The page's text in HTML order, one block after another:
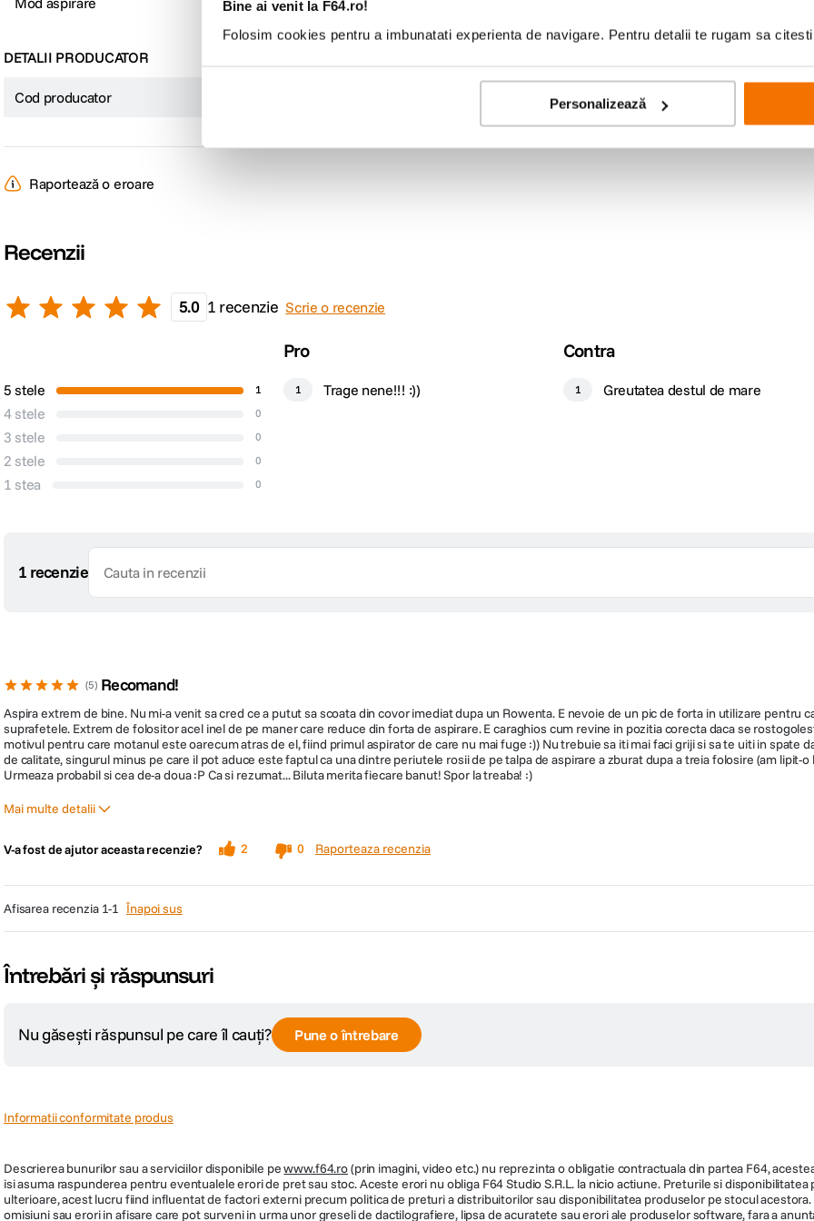
Bine ai venit la F64.ro!
Folosim cookies pentru a imbunatati experienta de navigare. Pentru detalii te rugam sa
Personalizează
utilizare!
Pentru orice tip de pardoseala
Cu peria pneumatica pentru orice tip de suprafata, aspiri cu putere murdaria si praful de pe covoare, mochete,
parchet si podele.
DETALII PRODUCATOR
Cod producator
Raportează o eroare
Recenzii
5.0 1 recenzie Scrie o recenzie
5 stele 1
4 stele 0
3 stele 0
2 stele 0
1 stea 0
Pro
1 Trage nene!!! :))
Contra
1 Greutatea destul de mare
1 recenzie
5 Recomand!
Aspira extrem de bine. Nu mi-a venit sa cred ce a putut sa scoata din covor imediat dupa un Rowenta. E nevoie de un pic de forta in utilizare pentru
suprafetele. Extrem de folositor acel inel de pe maner care reduce din forta de aspirare. E caraghios cum revine in pozitia corecta daca se
motivul pentru care motanul este oarecum atras de el, fiind primul aspirator de care nu mai fuge :)) Nu trebuie sa iti mai faci griji si sa te uiti in spate
de calitate, singurul minus pe care il pot aduce este faptul ca una dintre periutele rosii de pe talpa de aspirare a zburat dupa a treia folosire (am lipit-
Urmeaza probabil si cea de-a doua :P Ca si rezumat... Biluta merita fiecare banut! Spor la treaba! :)
Mai multe detalii
Contra
V-a fost de ajutor aceasta recenzie? 2 0 Raporteaza recenzia
afisarea recenzia 1-1 Înapoi sus
Întrebări și răspunsuri
Nu găsești răspunsul pe care îl cauți? Pune o întrebare
Informatii conformitate produs
Descrierea bunurilor sau a serviciilor disponibile pewww.f64.ro(prin imagini, video etc.) nu reprezinta o obligatie contractuala din partea F64,
isi asuma raspunderea pentru eventualele erori de pret sau stoc. Aceste erori nu obliga F64 Studio S.R.L. la nicio actiune. Preturile si
ulterioare, acest lucru fiind influentat de factori externi precum politica de preturi a distribuitorilor sau disponibilitatea produselor pe stocul
omisiuni sau erori in afisare care pot surveni in urma unor greseli de dactilografiere, lipsa de acuratete sau erori ale produselor software, fara a